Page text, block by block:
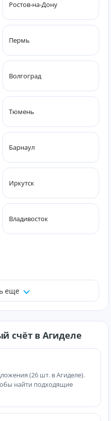
Ростов-на-Дону
Пермь
Волгоград
Тюмень
Барнаул
Иркутск
Владивосток
еще
счёт в Агиделе
(26 шт. в Агиделе).
найти подходящие